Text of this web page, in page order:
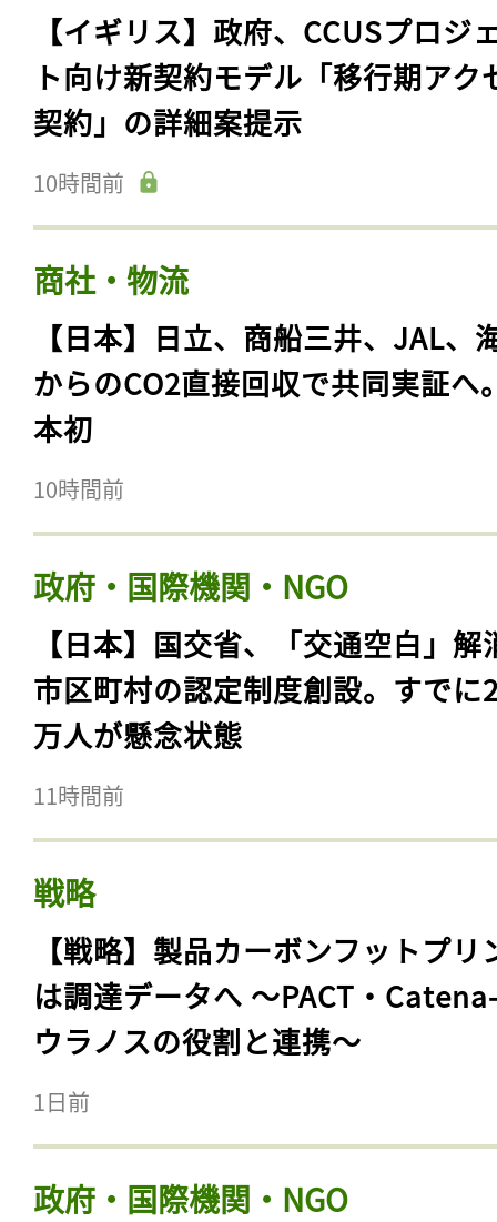
【イギリス】政府、CCUSプロジ
ト向け新契約モデル「移行期アク
契約」の詳細案提示
10時間前
商社・物流
【日本】日立、商船三井、JAL、
からのCO2直接回収で共同実証へ
本初
10時間前
政府・国際機関・NGO
【日本】国交省、「交通空白」解
市区町村の認定制度創設。すでに
万人が懸念状態
11時間前
戦略
【戦略】製品カーボンフットプリ
は調達データへ 〜PACT・
ウラノスの役割と連携〜
1日前
政府・国際機関・NGO